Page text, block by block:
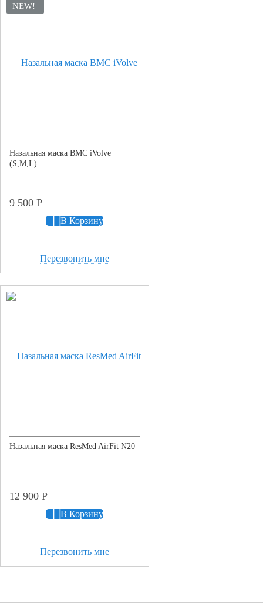
NEW!
Назальная маска BMC iVolve
(S,M,L)
9 500 Р
В Корзину
Перезвонить мне
Назальная маска ResMed AirFit N20
12 900 Р
В Корзину
Перезвонить мне